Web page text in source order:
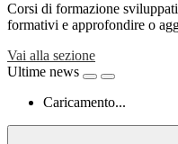
Corsi di formazione
formativi e approfondire o
Vai alla sezione
Ultime news
Caricamento...